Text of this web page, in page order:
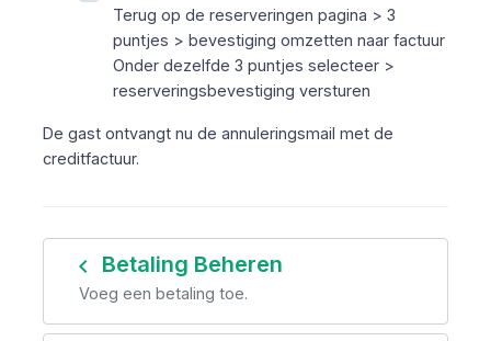
Terug op de reserveringen pagina > 3
puntjes > bevestiging omzetten naar factuur
Onder dezelfde 3 puntjes selecteer >
reserveringsbevestiging versturen
De gast ontvangt nu de annuleringsmail met de
creditfactuur.
navigate_before Betaling Beheren
Voeg een betaling toe.